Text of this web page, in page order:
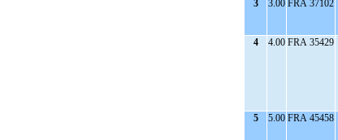
3 3.00 FRA 37102
4 4.00 FRA 35429
5 5.00 FRA 45458